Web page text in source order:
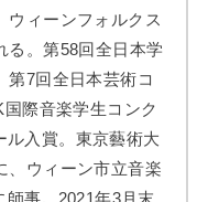
ウィーンフォルクス
る。第58回全日本学
第7回全日本芸術コ
際音楽学生コンク
ル入賞。東京藝術大
、ウィーン市立音楽
事。2021年3月末